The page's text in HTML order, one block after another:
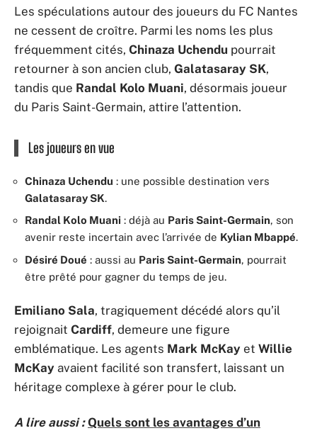
Les spéculations autour des joueurs du FC Nantes
ne cessent de croître. Parmi les noms les plus
fréquemment cités, Chinaza Uchendu pourrait
retourner à son ancien club, Galatasaray SK,
tandis que Randal Kolo Muani, désormais joueur
du Paris Saint-Germain, attire l’attention.
Les joueurs en vue
Chinaza Uchendu : une possible destination vers
Galatasaray SK.
Randal Kolo Muani : déjà au Paris Saint-Germain, son
avenir reste incertain avec l’arrivée de Kylian Mbappé.
Désiré Doué : aussi au Paris Saint-Germain, pourrait
être prêté pour gagner du temps de jeu.
Emiliano Sala, tragiquement décédé alors qu’il
rejoignait Cardiff, demeure une figure
emblématique. Les agents Mark McKay et Willie
McKay avaient facilité son transfert, laissant un
héritage complexe à gérer pour le club.
A lire aussi : Quels sont les avantages d’un